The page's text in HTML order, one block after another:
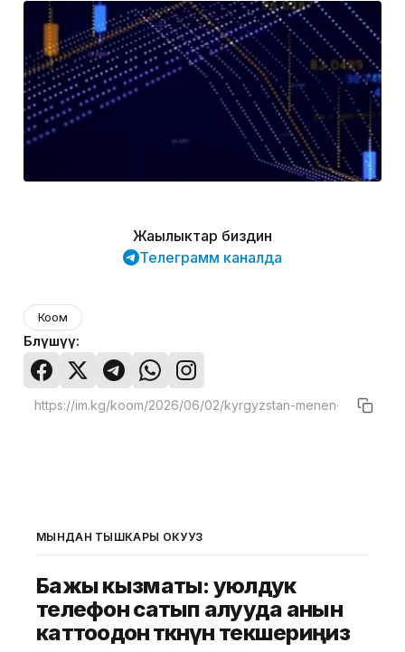
Жаңылыктар биздин
Телеграмм каналда
Коом
Бөлүшүү:
МЫНДАН ТЫШКАРЫ ОКУҢУЗ
Бажы кызматы: уюлдук
телефон сатып алууда анын
каттоодон өткөнүн текшериңиз